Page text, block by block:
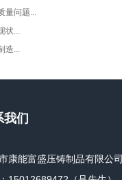
量问题...
状...
造...
我们
康能富盛压铸制品有限公司